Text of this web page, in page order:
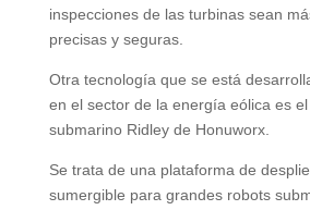
inspecciones de las turbinas sean
precisas y seguras.
Otra tecnología que se está
en el sector de la energía eólica es
submarino Ridley de Honuworx.
Se trata de una plataforma de
sumergible para grandes robots